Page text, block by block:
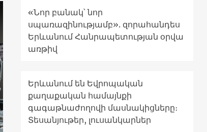
«Նոր բանակ՝ նոր
սպառազինությամբ». զորահանդես
Երևանում Հանրապետության օրվա
առթիվ
Երևանում են Եվրոպական
քաղաքական համայնքի
գագաթնաժողովի մասնակիցները։
Տեսանյութեր, լուսանկարներ